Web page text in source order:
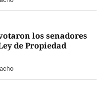
los senadores
de Propiedad